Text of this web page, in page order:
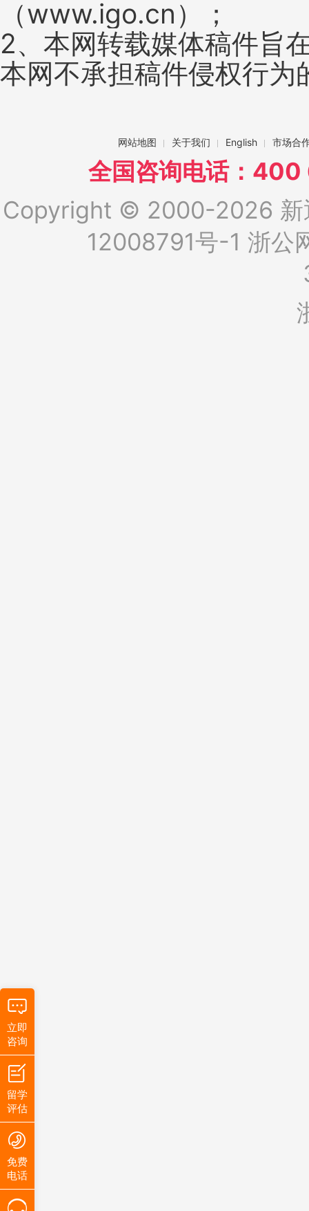
（www.igo.cn）；
2、本网转载媒体稿件旨
本网不承担稿件侵权行为
网站地图 关于我们 English 市场合
全国咨询电话：
Copyright © 2000-2026 新
12008791号-1 浙公
立即
咨询
留学
评估
免费
电话